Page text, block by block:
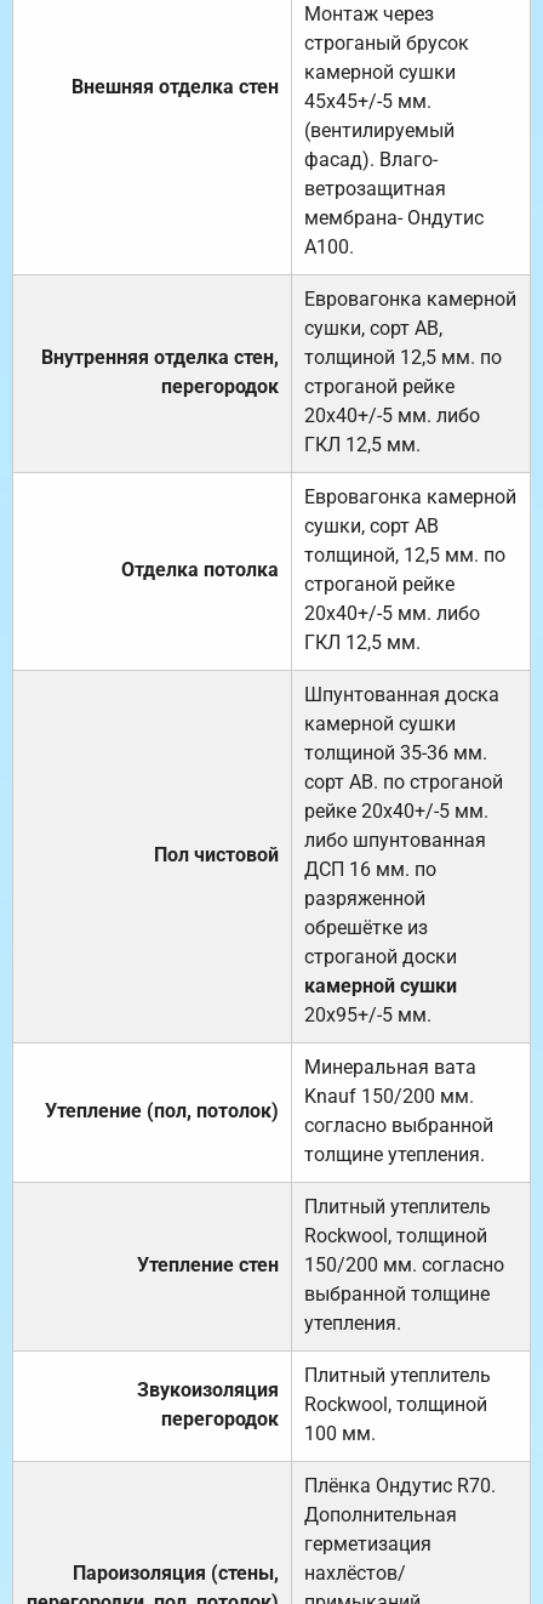
Внешняя отделка стен
Монтаж через
строганый брусок
камерной сушки
45х45+/-5 мм.
(вентилируемый
фасад). Влаго-
ветрозащитная
мембрана- Ондутис
А100.
Внутренняя отделка стен,
перегородок
Евровагонка камерной
сушки, сорт АВ,
толщиной 12,5 мм. по
строганой рейке
20х40+/-5 мм. либо
ГКЛ 12,5 мм.
Отделка потолка
Евровагонка камерной
сушки, сорт АВ
толщиной, 12,5 мм. по
строганой рейке
20х40+/-5 мм. либо
ГКЛ 12,5 мм.
Пол чистовой
Шпунтованная доска
камерной сушки
толщиной 35-36 мм.
сорт АВ. по строганой
рейке 20х40+/-5 мм.
либо шпунтованная
ДСП 16 мм. по
разряженной
обрешётке из
строганой доски
камерной сушки
20х95+/-5 мм.
Утепление (пол, потолок)
Минеральная вата
Knauf 150/200 мм.
согласно выбранной
толщине утепления.
Утепление стен
Плитный утеплитель
Rockwool, толщиной
150/200 мм. согласно
выбранной толщине
утепления.
Звукоизоляция
перегородок
Плитный утеплитель
Rockwool, толщиной
100 мм.
Пароизоляция (стены,
Плёнка Ондутис R70.
Дополнительная
герметизация
нахлёстов/